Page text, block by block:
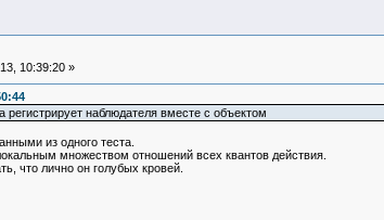
10:39:20 »
наблюдателя вместе с объектом
из одного теста.
множеством отношений всех квантов действия.
что лично он голубых кровей.